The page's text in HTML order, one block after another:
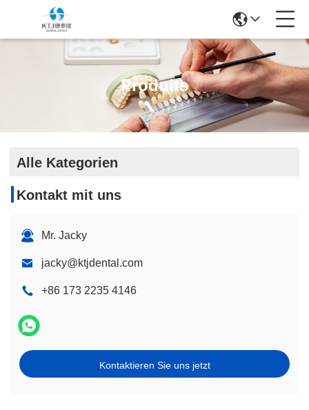
Produits
Alle Kategorien
Kontakt mit uns
Mr. Jacky
jacky@ktjdental.com
+86 173 2235 4146
Kontaktieren Sie uns jetzt